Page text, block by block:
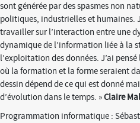
sont générée par des spasmes non
politiques, industrielles et humaines.
travailler sur l’interaction entre une
dynamique de l’information liée à la
l’exploitation des données. J’ai
où la formation et la forme seraient
dessin dépend de ce qui est donné
d’évolution dans le temps. »Claire
Programmation informatique :